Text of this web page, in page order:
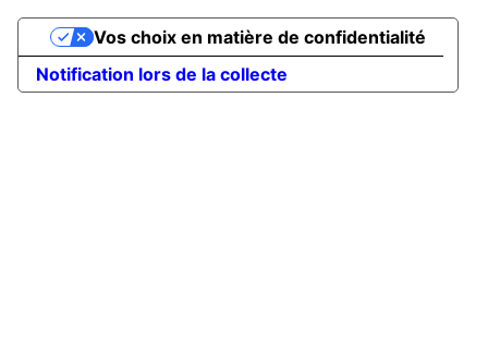
Notification lors de la collecte
Vos choix en matière de confidentialité